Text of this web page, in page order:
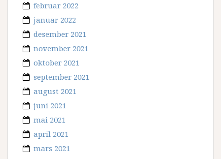
februar 2022
januar 2022
desember 2021
november 2021
oktober 2021
september 2021
august 2021
juni 2021
mai 2021
april 2021
mars 2021